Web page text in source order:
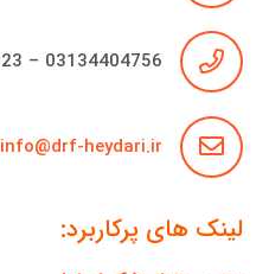
03134404756 – 09138299023
info@drf-heydari.ir
لینک های پرکاربرد: